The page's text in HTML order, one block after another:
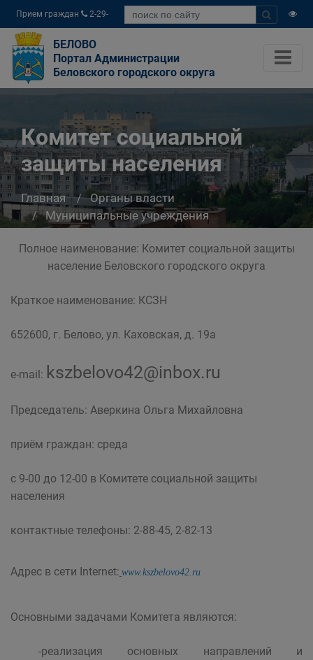
Прием граждан
2-29-
04
БЕЛОВО
Портал Администрации
Беловского городского округа
Комитет социальной
защиты населения
Главная
Органы власти
Муниципальные учреждения
Комитет социальной защиты населения
Полное наименование: Комитет социальной защиты
население Беловского городского округа
Краткое наименование: КСЗН
652600, г. Белово, ул. Каховская, д. 19а
e-mail: kszbelovo42@inbox.ru
Председатель: Аверкина Ольга Михайловна
приём граждан: среда
с 9-00 до 12-00 в Комитете социальной защиты
населения
контактные телефоны: 2-88-45, 2-82-13
Адрес в сети Internet: www.kszbelovo42.ru
Основными задачами Комитета являются:
-реализация основных направлений и